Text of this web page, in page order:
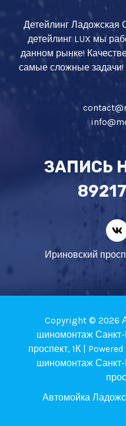
Детейлинг
детейлинг LUX мы
данном рынке!
самые сложные задачи!
ЗАПИСЬ
Ириновский
Copyright © 2026
шиномонтаж Санкт-
проспект, 1К |
шиномонтаж Санкт-
Автомойка